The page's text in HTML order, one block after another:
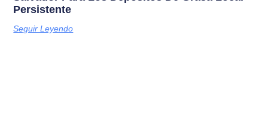
Persistente
Seguir Leyendo